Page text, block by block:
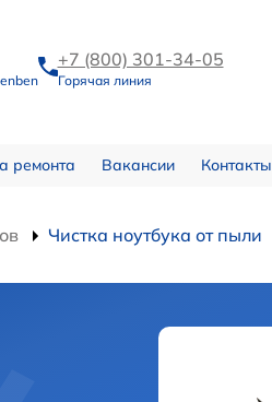
+7 (800) 301-34-05
Горячая линия
ремонта Вакансии Контакты
Чистка ноутбука от пыли